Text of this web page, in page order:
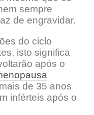
sempre
de engravidar.
do ciclo
isto significa
após o
de 35 anos
inférteis após o